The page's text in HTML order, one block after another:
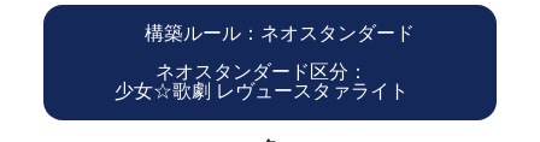
構築ルール：ネオスタンダード
ネオスタンダード区分：
少女☆歌劇 レヴュースタァライト